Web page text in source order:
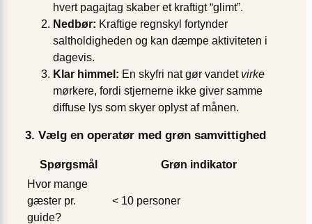
hvert pagajtag skaber et kraftigt “glimt”.
Nedbør: Kraftige regnskyl fortynder
saltholdigheden og kan dæmpe aktiviteten i
dagevis.
Klar himmel: En skyfri nat gør vandet virke
mørkere, fordi stjernerne ikke giver samme
diffuse lys som skyer oplyst af månen.
3. Vælg en operatør med grøn samvittighed
Spørgsmål
Grøn indikator
Hvor mange
gæster pr.
guide?
< 10 personer